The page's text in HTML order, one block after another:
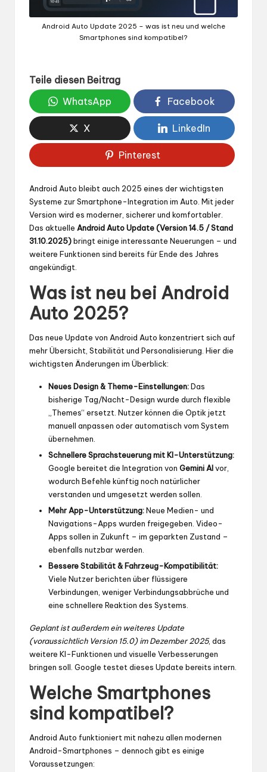
Android Auto Update 2025 – was ist neu und welche
Smartphones sind kompatibel?
Teile diesen Beitrag
WhatsApp
Facebook
X LinkedIn
Pinterest
Android Auto bleibt auch 2025 eines der wichtigsten
Systeme zur Smartphone-Integration im Auto. Mit jeder
Version wird es moderner, sicherer und komfortabler.
Das aktuelle Android Auto Update (Version 14.5 / Stand
31.10.2025)bringt einige interessante Neuerungen – und
weitere Funktionen sind bereits für Ende des Jahres
angekündigt.
Was ist neu bei Android
Auto 2025?
Das neue Update von Android Auto konzentriert sich auf
mehr Übersicht, Stabilität und Personalisierung. Hier die
wichtigsten Änderungen im Überblick:
Neues Design & Theme-Einstellungen:Das
bisherige Tag/Nacht-Design wurde durch flexible
„Themes“ ersetzt. Nutzer können die Optik jetzt
manuell anpassen oder automatisch vom System
übernehmen.
Schnellere Sprachsteuerung mit KI-Unterstützung:
Google bereitet die Integration von Gemini AIvor,
wodurch Befehle künftig noch natürlicher
verstanden und umgesetzt werden sollen.
Mehr App-Unterstützung:Neue Medien- und
Navigations-Apps wurden freigegeben. Video-
Apps sollen in Zukunft – im geparkten Zustand –
ebenfalls nutzbar werden.
Bessere Stabilität & Fahrzeug-Kompatibilität:
Viele Nutzer berichten über flüssigere
Verbindungen, weniger Verbindungsabbrüche und
eine schnellere Reaktion des Systems.
Geplant ist außerdem ein weiteres Update
(voraussichtlich Version 15.0) im Dezember 2025, das
weitere KI-Funktionen und visuelle Verbesserungen
bringen soll. Google testet dieses Update bereits intern.
Welche Smartphones
sind kompatibel?
Android Auto funktioniert mit nahezu allen modernen
Android-Smartphones – dennoch gibt es einige
Voraussetzungen: